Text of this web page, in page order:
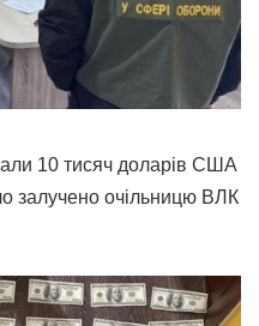
10 тисяч доларів США
залучено очільницю ВЛК